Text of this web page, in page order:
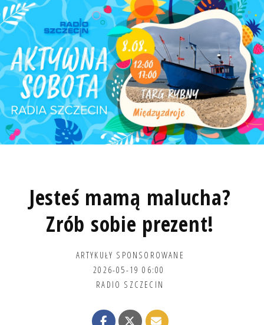
Jesteś mamą malucha?
Zrób sobie prezent!
ARTYKUŁY SPONSOROWANE
2026-05-19 06:00
RADIO SZCZECIN